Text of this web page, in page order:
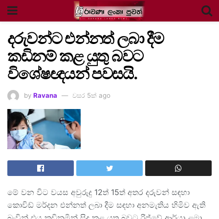
දරුවන්ට එන්නත් ලබා දීම
කඩිනම් කළ යුතු බවට
විශේෂඥයන් පවසයි.
by Ravana වසර 5ක් ago
මේ වන විට වයස අවුරුදු 12ත් 15ත් අතර දරුවන් සඳහා
කොවිඩ් මර්දන එන්නත් ලබා දීම සඳහා අනමැතිය හිමිව ඇති